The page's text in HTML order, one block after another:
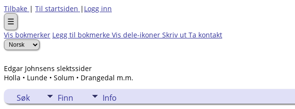
Tilbake | Til startsiden | Logg inn
☰
Vis bokmerker Legg til bokmerke Vis dele-ikoner Skriv ut Ta kontakt
Edgar Johnsens slektssider
Holla • Lunde • Solum • Drangedal m.m.
Søk Finn Info